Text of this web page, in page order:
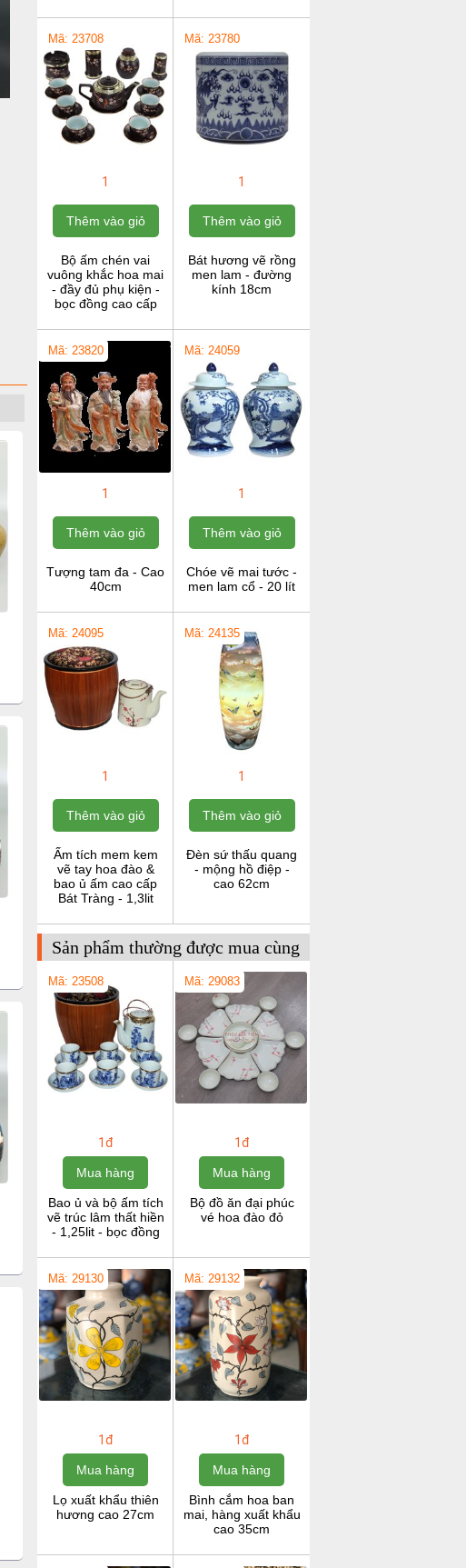
Mã: 23708
1
Thêm vào giỏ
Bộ ấm chén vai
vuông khắc hoa mai
- đầy đủ phụ kiện -
bọc đồng cao cấp
Mã: 23780
1
Thêm vào giỏ
Bát hương vẽ rồng
men lam - đường
kính 18cm
Mã: 23820
1
Thêm vào giỏ
Tượng tam đa - Cao
40cm
Mã: 24059
1
Thêm vào giỏ
Chóe vẽ mai tước -
men lam cổ - 20 lít
Mã: 24095
1
Thêm vào giỏ
Ấm tích mem kem
vẽ tay hoa đào &
bao ủ ấm cao cấp
Bát Tràng - 1,3lit
Mã: 24135
1
Thêm vào giỏ
Đèn sứ thấu quang
- mộng hồ điệp -
cao 62cm
Sản phẩm thường được mua cùng
Mã: 23508
1đ
Mua hàng
Bao ủ và bộ ấm tích
vẽ trúc lâm thất hiền
- 1,25lit - bọc đồng
Mã: 29083
1đ
Mua hàng
Bộ đồ ăn đại phúc
vé hoa đào đỏ
Mã: 29130
1đ
Mua hàng
Lọ xuất khẩu thiên
hương cao 27cm
Mã: 29132
1đ
Mua hàng
Bình cắm hoa ban
mai, hàng xuất khẩu
cao 35cm